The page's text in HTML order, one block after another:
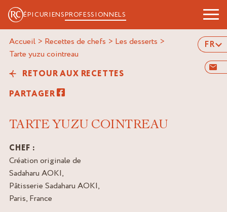
ÉPICURIENSPROFESSIONNELS
FR
Accueil > Recettes de chefs > Les desserts >
tarte yuzu cointreau
RETOUR AUX RECETTES
PARTAGER
TARTE YUZU COINTREAU
CHEF :
Création originale de
Sadaharu AOKI,
Pâtisserie Sadaharu AOKI,
Paris, France